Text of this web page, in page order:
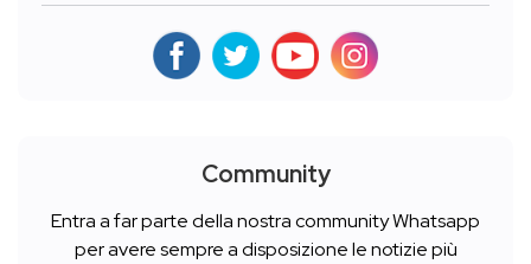
Community
Entra a far parte della nostra community Whatsapp
per avere sempre a disposizione le notizie più